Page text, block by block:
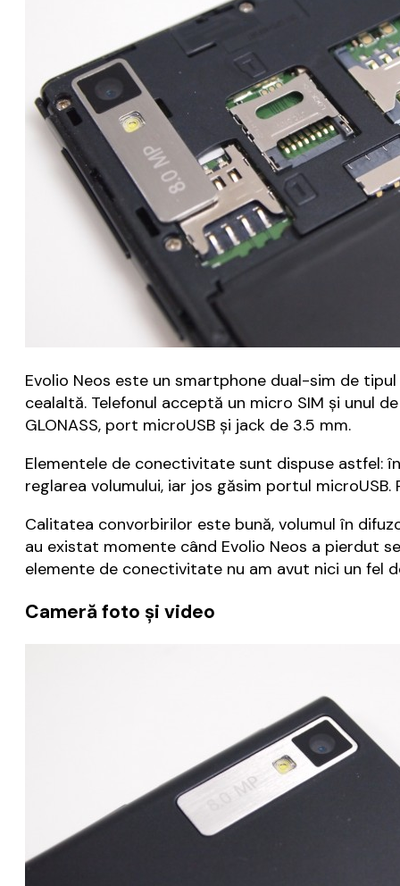
Evolio Neos este un smartphone dual-sim de
cealaltă. Telefonul acceptă un micro SIM și unul
GLONASS, port microUSB și jack de 3.5 mm.
Elementele de conectivitate sunt dispuse astfel:
reglarea volumului, iar jos găsim portul
Calitatea convorbirilor este bună, volumul în
au existat momente când Evolio Neos a pierdut
elemente de conectivitate nu am avut nici un fel
Cameră foto și video